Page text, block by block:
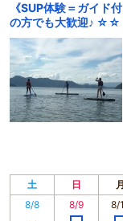
《SUP体験＝ガイド
の方でも大歓迎♪ ☆☆
土 日 月
8/8
8/9 8/